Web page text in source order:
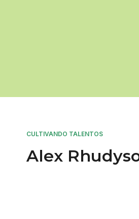
CULTIVANDO TALENTOS
Alex